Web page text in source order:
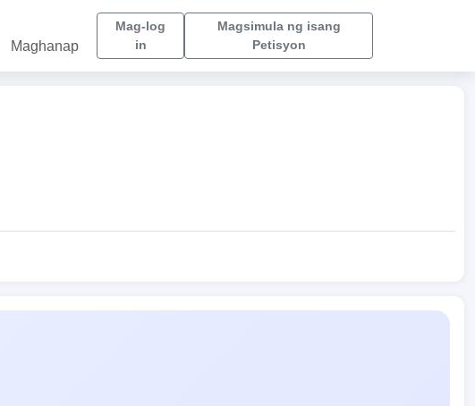
Maghanap
Mag-log
in
Magsimula ng isang
Petisyon